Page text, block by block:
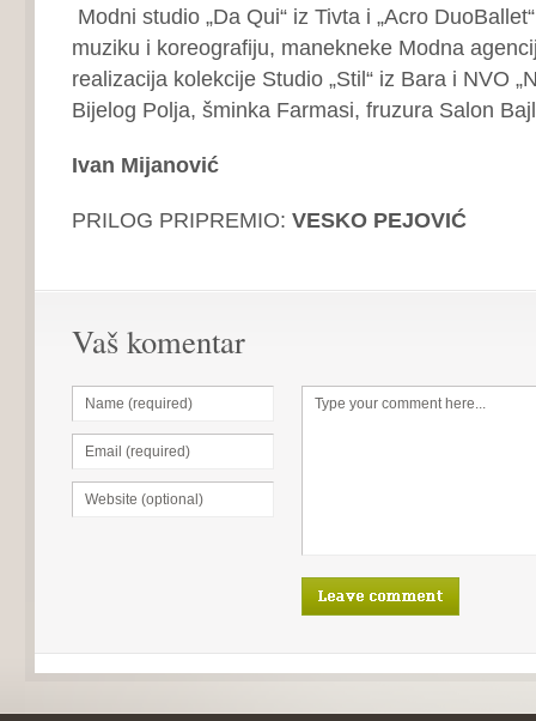
Modni studio „Da Qui“ iz Tivta i „Acro
muziku i koreografiju, manekneke Modna
realizacija kolekcije Studio „Stil“ iz Bara i NVO
Bijelog Polja, šminka Farmasi, fruzura Salon
Ivan Mijanović
PRILOG PRIPREMIO: VESKO PEJOVIĆ
Vaš komentar